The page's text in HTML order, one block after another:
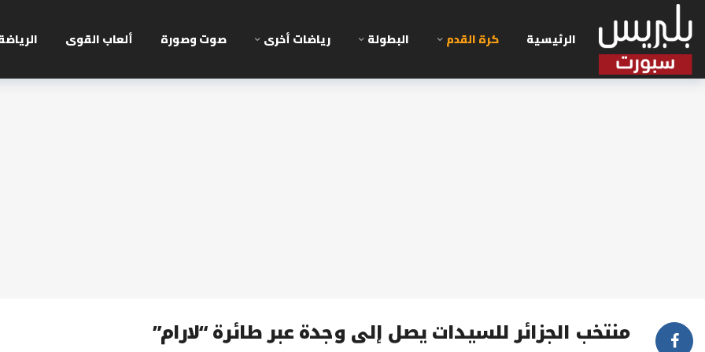
الرئيسية كرة القدم البطولة رياضات أخرى صوت وصورة ألعاب القوى
منتخب الجزائر للسيدات يصل إلى وجدة عبر طائرة “لارام”